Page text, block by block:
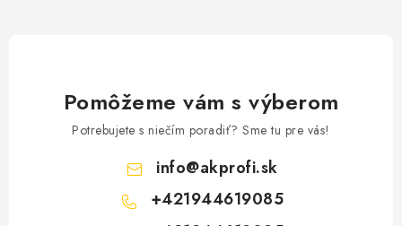
Pomôžeme vám s výberom
Potrebujete s niečím poradiť? Sme tu pre vás!
info@akprofi.sk
+421944619085